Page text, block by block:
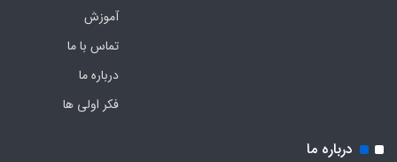
آموزش
تماس با ما
درباره ما
فکر اولی ها
درباره ما